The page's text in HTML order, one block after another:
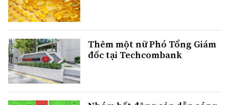
Thêm một nữ Phó Tổng Giám
đốc tại Techcombank